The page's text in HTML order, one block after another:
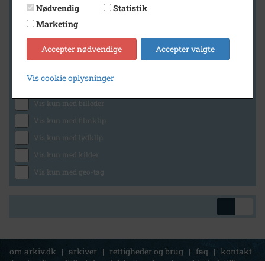
Generelt
Vis kun med billeder
Vis kun med filmklip
Vis kun med lydklip
Vis kun med kilder
Vis kun med geo-tag
om arkiv.dk | arkiver | rettigheder og brug | faq | kontakt
Nødvendig
Statistik
Marketing
Accepter nødvendige Accepter valgte
Vis cookie oplysninger